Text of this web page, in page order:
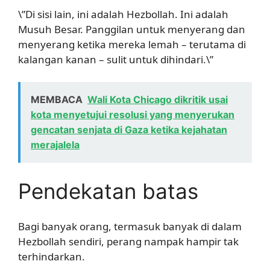
\”Di sisi lain, ini adalah Hezbollah. Ini adalah
Musuh Besar. Panggilan untuk menyerang dan
menyerang ketika mereka lemah – terutama di
kalangan kanan – sulit untuk dihindari.\”
MEMBACA Wali Kota Chicago dikritik usai
kota menyetujui resolusi yang menyerukan
gencatan senjata di Gaza ketika kejahatan
merajalela
Pendekatan batas
Bagi banyak orang, termasuk banyak di dalam
Hezbollah sendiri, perang nampak hampir tak
terhindarkan.